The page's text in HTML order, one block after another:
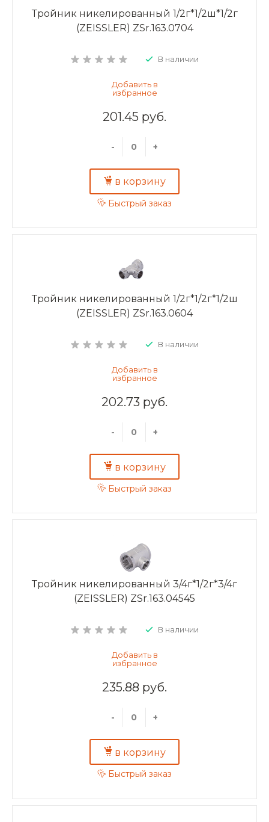
Тройник никелированный 1/2г*1/2ш*1/2г
(ZEISSLER) ZSr.163.0704
В наличии
201.45 руб.
- +
в корзину
Быстрый заказ
Тройник никелированный 1/2г*1/2г*1/2ш
(ZEISSLER) ZSr.163.0604
В наличии
202.73 руб.
- +
в корзину
Быстрый заказ
Тройник никелированный 3/4г*1/2г*3/4г
(ZEISSLER) ZSr.163.04545
В наличии
235.88 руб.
- +
в корзину
Быстрый заказ